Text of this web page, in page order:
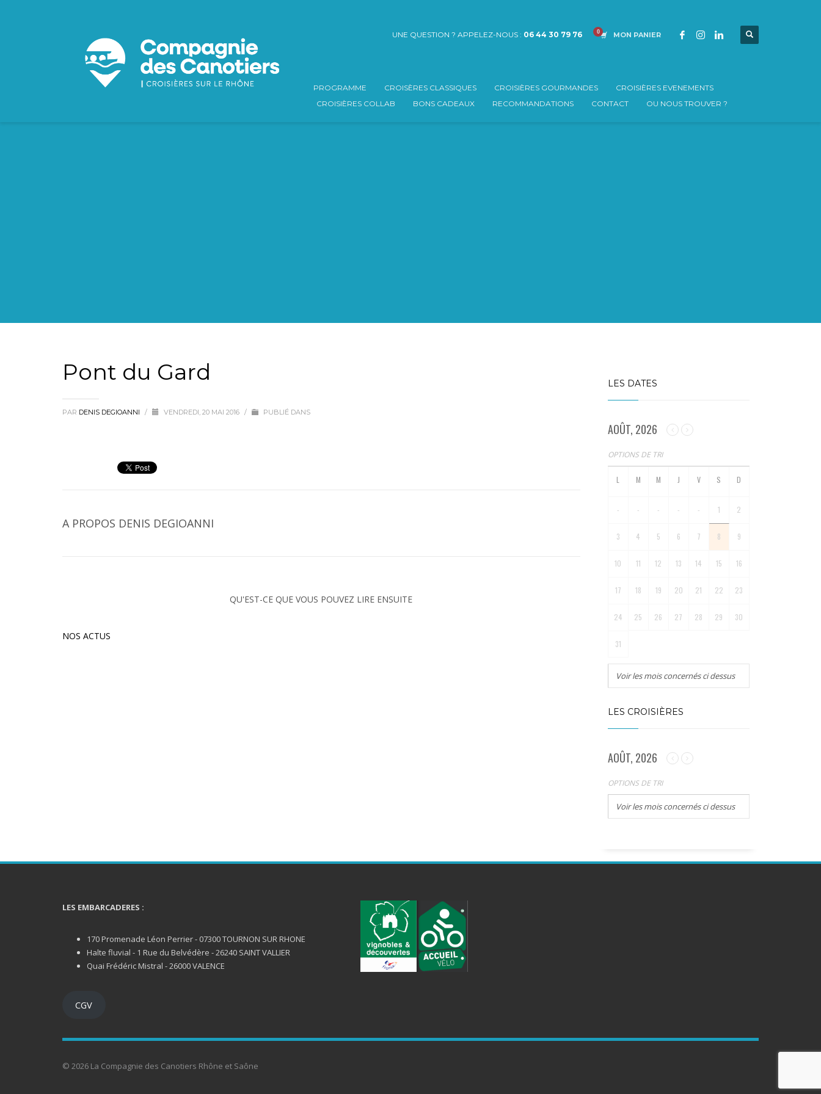
UNE QUESTION ? APPELEZ-NOUS : 06 44 30 79 76 MON PANIER
PROGRAMME CROISÈRES CLASSIQUES CROISIÈRES GOURMANDES
CROISIÈRES EVENEMENTS
CROISIÈRES COLLAB
BONS CADEAUX RECOMMANDATIONS CONTACT OU NOUS TROUVER ?
Pont du Gard
PAR DENIS DEGIOANNI / VENDREDI, 20 MAI 2016 / PUBLIÉ DANS
A PROPOS DENIS DEGIOANNI
QU'EST-CE QUE VOUS POUVEZ LIRE ENSUITE
NOS ACTUS
LES DATES
AOÛT, 2026
OPTIONS DE TRI
- - - - - 1 2
3 4 5 6 7 8 9
10 11 12 13 14 15 16
17 18 19 20 21 22 23
24 25 26 27 28 29 30
31
Voir les mois concernés ci dessus
LES CROISIÈRES
AOÛT, 2026
OPTIONS DE TRI
Voir les mois concernés ci dessus
LES EMBARCADERES :
170 Promenade Léon Perrier - 07300 TOURNON SUR RHONE
Halte fluvial - 1 Rue du Belvédère - 26240 SAINT VALLIER
Quai Frédéric Mistral - 26000 VALENCE
CGV
© 2026 La Compagnie des Canotiers Rhône et Saône